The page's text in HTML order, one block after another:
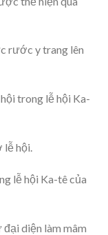
rước y trang lên
trong lễ hội Ka-
lễ hội.
lễ hội Ka-tê của
diện làm mâm